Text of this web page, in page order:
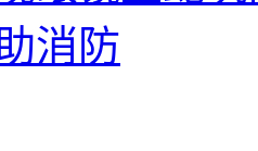
消防